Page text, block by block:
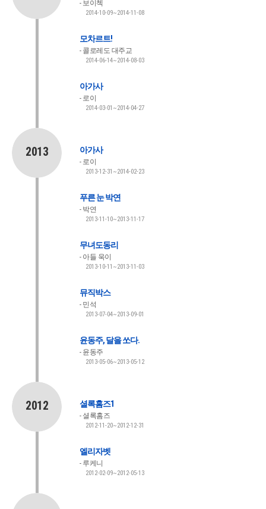
보이첵
2014-10-09~2014-11-08
모차르트!
콜로레도 대주교
2014-06-14~2014-08-03
아가사
로이
2014-03-01~2014-04-27
2013 아가사
로이
2013-12-31~2014-02-23
푸른 눈 박연
박연
2013-11-10~2013-11-17
무녀도동리
아들 욱이
2013-10-11~2013-11-03
뮤직박스
민석
2013-07-04~2013-09-01
윤동주, 달을 쏘다.
윤동주
2013-05-06~2013-05-12
2012 셜록홈즈1
셜록홈즈
2012-11-20~2012-12-31
엘리자벳
루케니
2012-02-09~2012-05-13